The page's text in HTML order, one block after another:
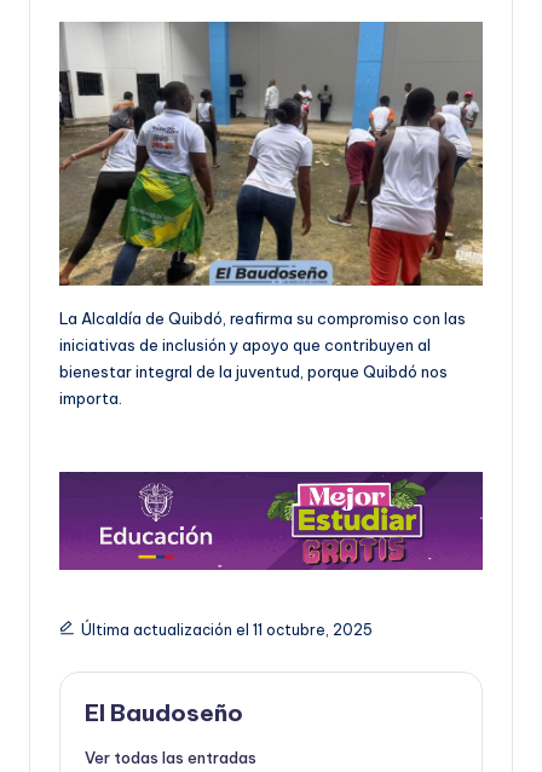
La Alcaldía de Quibdó, reafirma su compromiso con las
iniciativas de inclusión y apoyo que contribuyen al
bienestar integral de la juventud, porque Quibdó nos
importa.
Última actualización el 11 octubre, 2025
El Baudoseño
Ver todas las entradas